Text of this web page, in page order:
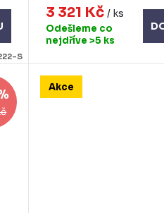
S
3 321 Kč / ks
Odešleme co
nejdříve >5 ks
Akce